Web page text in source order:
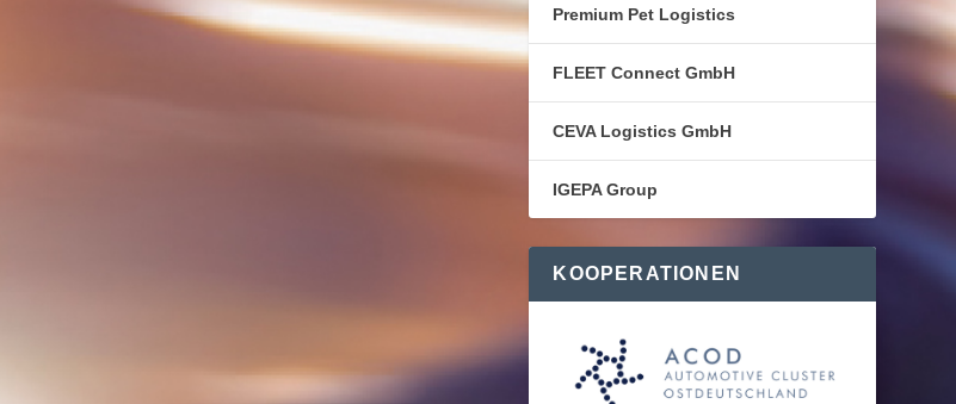
Premium Pet Logistics
FLEET Connect GmbH
CEVA Logistics GmbH
IGEPA Group
KOOPERATIONEN